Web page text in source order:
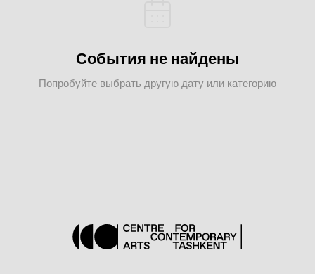
События не найдены
Попробуйте выбрать другую дату или категорию